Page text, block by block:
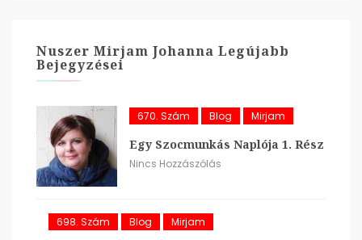
Nuszer Mirjam Johanna Legújabb
Bejegyzései
670. Szám Blog Mirjam
Egy Szocmunkás Naplója 1. Rész
Nincs Hozzászólás
698. Szám Blog Mirjam